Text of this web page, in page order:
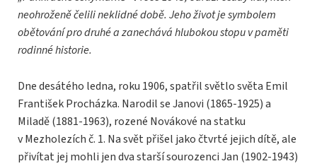
neohroženě čelili neklidné době. Jeho život je symbolem
obětování pro druhé a zanechává hlubokou stopu v paměti
rodinné historie.
Dne desátého ledna, roku 1906, spatřil světlo světa Emil
František Procházka. Narodil se Janovi (1865-1925) a
Miladě (1881-1963), rozené Novákové na statku
v Mezholezích č. 1. Na svět přišel jako čtvrté jejich dítě, ale
přivítat jej mohli jen dva starší sourozenci Jan (1902-1943)